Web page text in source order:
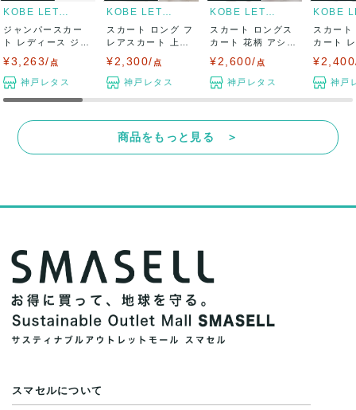
KOBE LETTUCE
ジャンパースカー
ト レディース ジャ
¥3,263/ 点
神戸レタス
KOBE LETTUCE
スカート ロング フ
レアスカート 上品
¥2,300/ 点
神戸レタス
KOBE LETTUCE
スカート ロングス
カート 花柄 アシン
¥2,600/ 点
神戸レタス
スカート
カート
神戸
商品をもっと見る ＞
スマセルについて